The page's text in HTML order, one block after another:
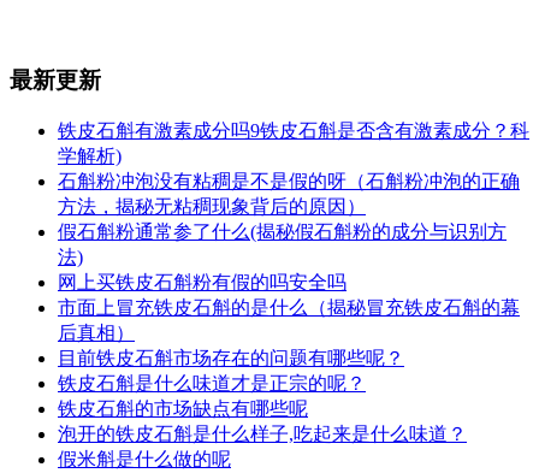
最新更新
铁皮石斛有激素成分吗9铁皮石斛是否含有激素成分？科
学解析)
石斛粉冲泡没有粘稠是不是假的呀（石斛粉冲泡的正确
方法，揭秘无粘稠现象背后的原因）
假石斛粉通常参了什么(揭秘假石斛粉的成分与识别方
法)
网上买铁皮石斛粉有假的吗安全吗
市面上冒充铁皮石斛的是什么（揭秘冒充铁皮石斛的幕
后真相）
目前铁皮石斛市场存在的问题有哪些呢？
铁皮石斛是什么味道才是正宗的呢？
铁皮石斛的市场缺点有哪些呢
泡开的铁皮石斛是什么样子,吃起来是什么味道？
假米斛是什么做的呢